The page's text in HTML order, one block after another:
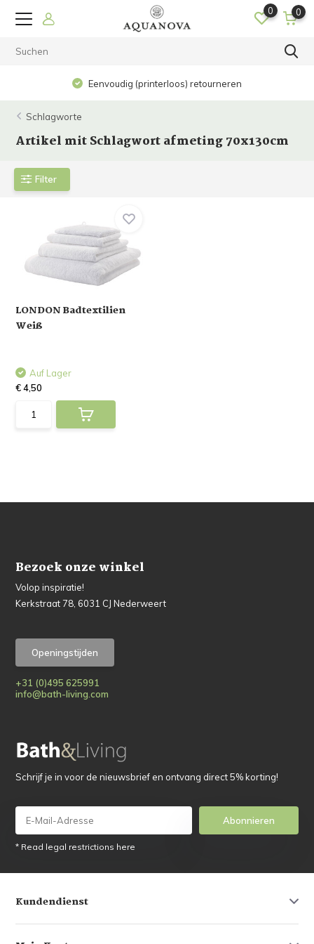
0 0
Eenvoudig (printerloos) retourneren
Schlagworte
Artikel mit Schlagwort afmeting 70x130cm
Filter
LONDON Badtextilien
Weiß
Auf Lager
€ 4,50
Bezoek onze winkel
Volop inspiratie!
Kerkstraat 78, 6031 CJ Nederweert
Openingstijden
+31 (0)495 625991
info@bath-living.com
Schrijf je in voor de nieuwsbrief en ontvang direct 5% korting!
Abonnieren
* Read legal restrictions here
Kundendienst